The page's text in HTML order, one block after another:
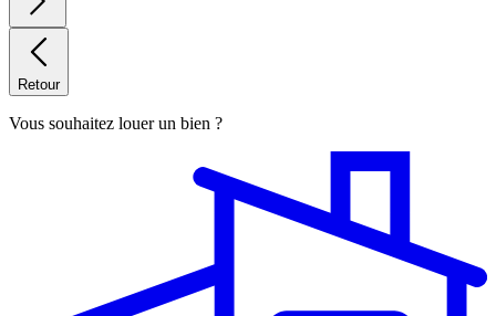
Retour
Vous souhaitez louer un bien ?